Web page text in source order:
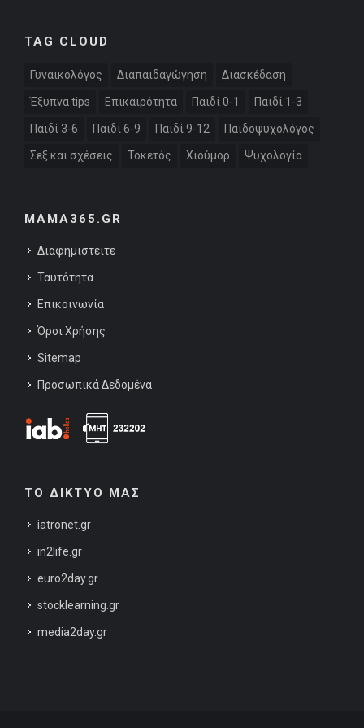
TAG CLOUD
Γυναικολόγος Διαπαιδαγώγηση Διασκέδαση
Έξυπνα tips Επικαιρότητα Παιδί 0-1 Παιδί 1-3
Παιδί 3-6 Παιδί 6-9 Παιδί 9-12 Παιδοψυχολόγος
Σεξ και σχέσεις Τοκετός Χιούμορ Ψυχολογία
MAMA365.GR
Διαφημιστείτε
Ταυτότητα
Επικοινωνία
Όροι Χρήσης
Sitemap
Προσωπικά Δεδομένα
ΤΟ ΔΙΚΤΥΟ ΜΑΣ
iatronet.gr
in2life.gr
euro2day.gr
stocklearning.gr
media2day.gr